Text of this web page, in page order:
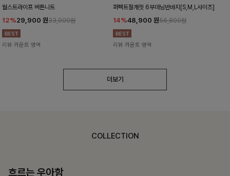
월스트라이프 버튼니트
12%29,900 원33,900원
리뷰 카운트 영역
퍼펙트절개핏 6부데님반바지[S,M,L사이즈]
14%48,900 원56,800원
리뷰 카운트 영역
더보기
COLLECTION
가벼운 계절감